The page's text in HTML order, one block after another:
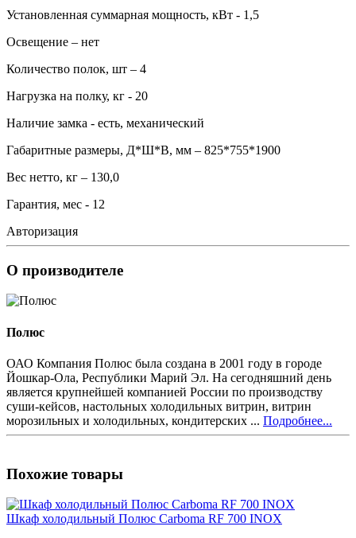
Установленная суммарная мощность, кВт - 1,5
Освещение – нет
Количество полок, шт – 4
Нагрузка на полку, кг - 20
Наличие замка - есть, механический
Габаритные размеры, Д*Ш*В, мм – 825*755*1900
Вес нетто, кг – 130,0
Гарантия, мес - 12
Авторизация
О производителе
Полюс
ОАО Компания Полюс была создана в 2001 году в городе
Йошкар-Ола, Республики Марий Эл. На сегодняшний день
является крупнейшей компанией России по производству
суши-кейсов, настольных холодильных витрин, витрин
морозильных и холодильных, кондитерских ... Подробнее...
Похожие товары
Шкаф холодильный Полюс Carboma RF 700 INOX